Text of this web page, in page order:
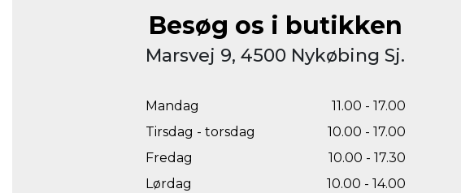
Besøg os i butikken
Marsvej 9, 4500 Nykøbing Sj.
Mandag
11.00 - 17.00
Tirsdag - torsdag
10.00 - 17.00
Fredag
10.00 - 17.30
Lørdag
10.00 - 14.00